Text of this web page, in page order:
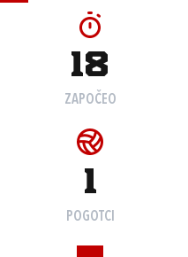
18
ZAPOČEO
1
POGOTCI